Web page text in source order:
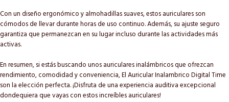
Con un diseño ergonómico y almohadillas suaves, estos auriculares son
cómodos de llevar durante horas de uso continuo. Además, su ajuste seguro
garantiza que permanezcan en su lugar incluso durante las actividades más
activas.
En resumen, si estás buscando unos auriculares inalámbricos que ofrezcan
rendimiento, comodidad y conveniencia, El Auricular Inalambrico Digital Time
son la elección perfecta. ¡Disfruta de una experiencia auditiva excepcional
dondequiera que vayas con estos increíbles auriculares!